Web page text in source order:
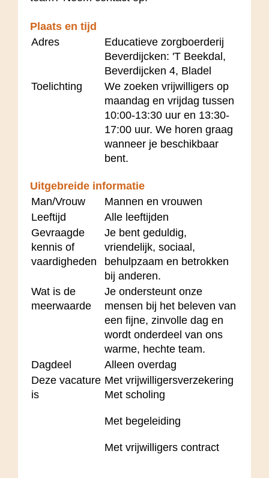
Plaats en tijd
Adres
Educatieve zorgboerderij
Beverdijcken: 'T Beekdal,
Beverdijcken 4, Bladel
Toelichting
We zoeken vrijwilligers op
maandag en vrijdag tussen
10:00-13:30 uur en 13:30-
17:00 uur. We horen graag
wanneer je beschikbaar
bent.
Uitgebreide informatie
Man/Vrouw
Mannen en vrouwen
Leeftijd
Alle leeftijden
Gevraagde
kennis of
vaardigheden
Je bent geduldig,
vriendelijk, sociaal,
behulpzaam en betrokken
bij anderen.
Wat is de
meerwaarde
Je ondersteunt onze
mensen bij het beleven van
een fijne, zinvolle dag en
wordt onderdeel van ons
warme, hechte team.
Dagdeel
Alleen overdag
Deze vacature
is
Met vrijwilligersverzekering
Met scholing
Met begeleiding
Met vrijwilligers contract